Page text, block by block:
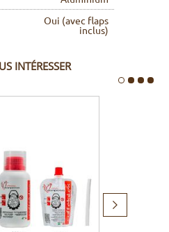
Oui (avec flaps
inclus)
INTÉRESSER
Produit